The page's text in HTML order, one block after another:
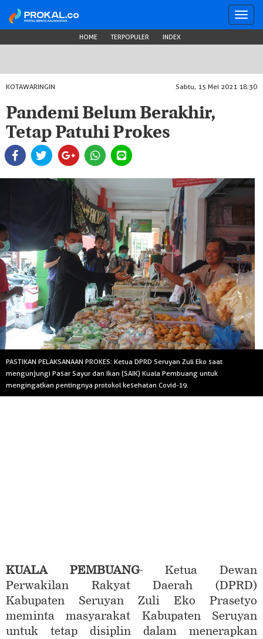
HOME TERPOPULER INDEX
KOTAWARINGIN Sabtu, 15 Mei 2021 18:30
Pandemi Belum Berakhir,
Tetap Patuhi Prokes
PASTIKAN PELAKSANAAN PROKES: Ketua DPRD Seruyan Zuli Eko saat
mengunjungi Pasar Sayur dan Ikan (SAIK) Kuala Pembuang untuk
mengingatkan pentingnya protokol kesehatan Covid-19.
KUALA PEMBUANG- Ketua Dewan
Perwakilan Rakyat Daerah (DPRD)
Kabupaten Seruyan Zuli Eko Prasetyo
meminta masyarakat Kabupaten Seruyan
untuk tetap disiplin dalam menerapkan